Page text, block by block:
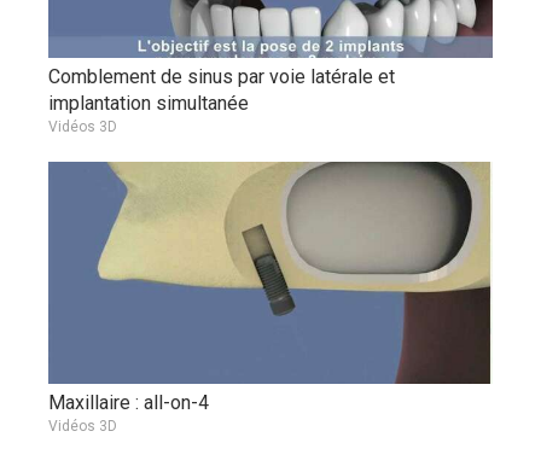
Comblement de sinus par voie latérale et
implantation simultanée
Vidéos 3D
Maxillaire : all-on-4
Vidéos 3D